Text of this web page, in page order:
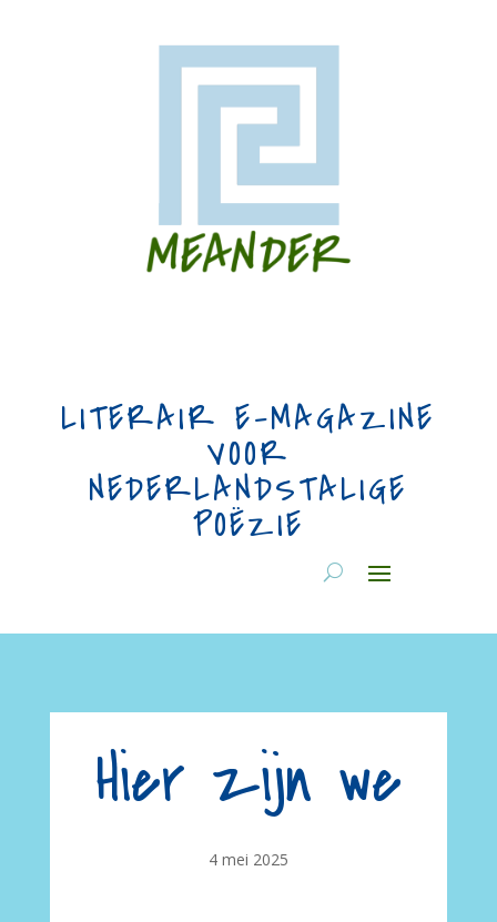
LITERAIR E-MAGAZINE
VOOR
NEDERLANDSTALIGE
POËZIE
Hier zijn we
4 mei 2025